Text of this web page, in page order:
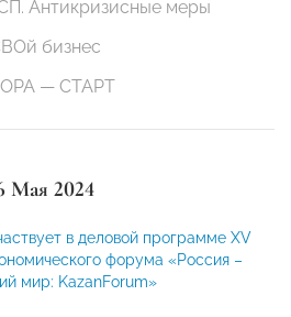
Антикризисные меры
бизнес
— СТАРТ
Мая 2024
в деловой программе XV
форума «Россия –
мир: KazanForum»